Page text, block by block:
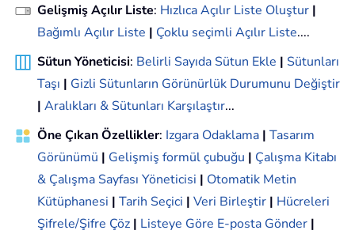
Gelişmiş Açılır Liste: Hızlıca Açılır Liste Oluştur |
Bağımlı Açılır Liste | Çoklu seçimli Açılır Liste....
Sütun Yöneticisi: Belirli Sayıda Sütun Ekle | Sütunları
Taşı | Gizli Sütunların Görünürlük Durumunu Değiştir
| Aralıkları & Sütunları Karşılaştır...
Öne Çıkan Özellikler: Izgara Odaklama | Tasarım
Görünümü | Gelişmiş formül çubuğu | Çalışma Kitabı
& Çalışma Sayfası Yöneticisi | Otomatik Metin
Kütüphanesi | Tarih Seçici | Veri Birleştir | Hücreleri
Şifrele/Şifre Çöz | Listeye Göre E-posta Gönder |